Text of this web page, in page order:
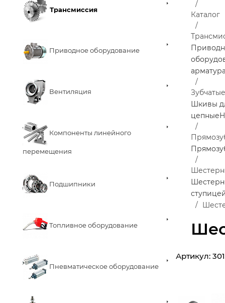
Трансмиссия
Приводное оборудование
Вентиляция
Компоненты линейного
перемещения
Подшипники
Топливное оборудование
Пневматическое оборудование
Каталог
арматура
Шкивы
цепные
Артикул: